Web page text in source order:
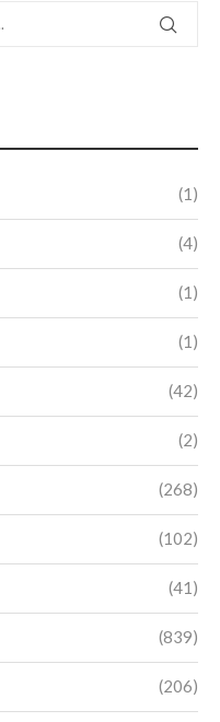
(1)
(4)
(1)
(1)
(42)
(2)
(268)
(102)
(41)
(839)
(206)